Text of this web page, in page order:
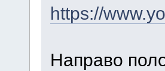
https://
Направо